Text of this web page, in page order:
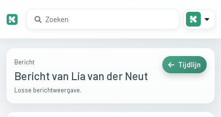
Bericht
Bericht van Lia van der Neut
Losse berichtweergave.
Tijdlijn